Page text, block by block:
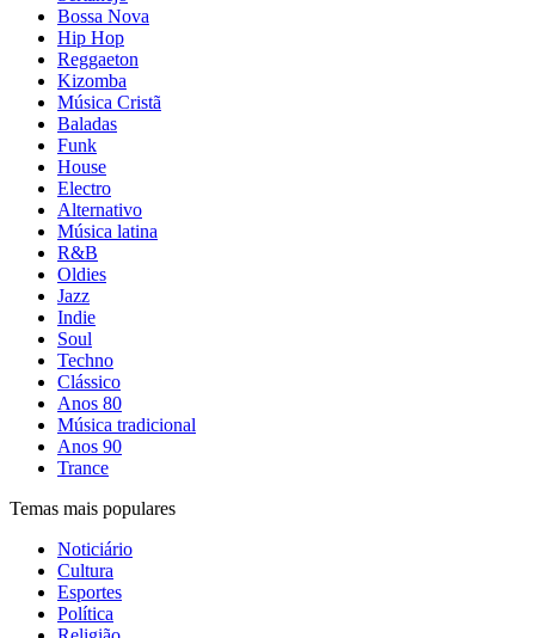
Bossa Nova
Hip Hop
Reggaeton
Kizomba
Música Cristã
Baladas
Funk
House
Electro
Alternativo
Música latina
R&B
Oldies
Jazz
Indie
Soul
Techno
Clássico
Anos 80
Música tradicional
Anos 90
Trance
Temas mais populares
Noticiário
Cultura
Esportes
Política